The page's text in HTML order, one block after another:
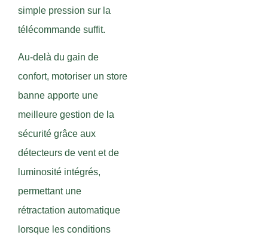
simple pression sur la
télécommande suffit.
Au-delà du gain de
confort, motoriser un store
banne apporte une
meilleure gestion de la
sécurité grâce aux
détecteurs de vent et de
luminosité intégrés,
permettant une
rétractation automatique
lorsque les conditions